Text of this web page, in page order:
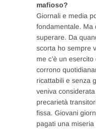
mafioso?
Giornali e media
fondamentale. Ma
superare. Da
scorta ho sempre
me c’è un
corrono
ricattabili e senza
veniva
precarietà
fissa. Giovani
pagati una